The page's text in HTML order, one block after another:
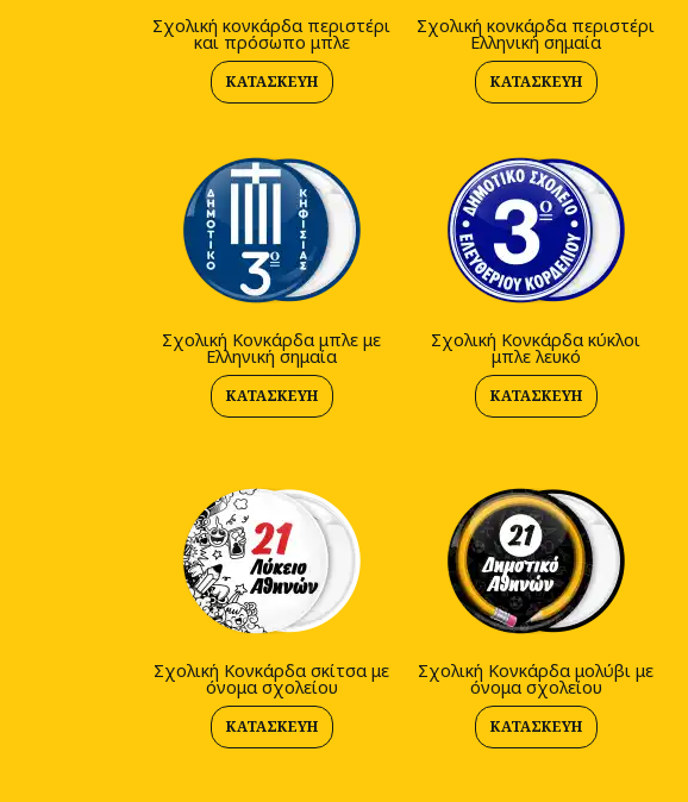
Σχολική κονκάρδα περιστέρι
και πρόσωπο μπλε
ΚΑΤΑΣΚΕΥΉ
Σχολική κονκάρδα περιστέρι
Ελληνική σημαία
ΚΑΤΑΣΚΕΥΉ
Σχολική Κονκάρδα μπλε με
Ελληνική σημαία
ΚΑΤΑΣΚΕΥΉ
Σχολική Κονκάρδα κύκλοι
μπλε λευκό
ΚΑΤΑΣΚΕΥΉ
Σχολική Κονκάρδα σκίτσα με
όνομα σχολείου
ΚΑΤΑΣΚΕΥΉ
Σχολική Κονκάρδα μολύβι με
όνομα σχολείου
ΚΑΤΑΣΚΕΥΉ